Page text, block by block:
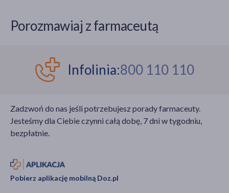
Porozmawiaj z farmaceutą
Infolinia:800 110 110
Zadzwoń do nas jeśli potrzebujesz porady farmaceuty.
Jesteśmy dla Ciebie czynni całą dobę, 7 dni w tygodniu,
bezpłatnie.
Pobierz aplikację mobilną Doz.pl